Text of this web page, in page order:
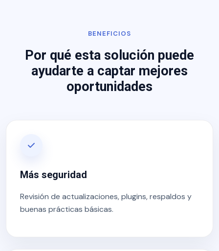
BENEFICIOS
Por qué esta solución puede
ayudarte a captar mejores
oportunidades
Más seguridad
Revisión de actualizaciones, plugins, respaldos y
buenas prácticas básicas.